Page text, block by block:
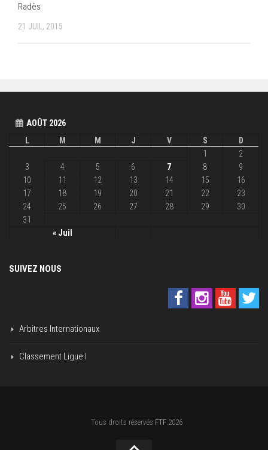
Radès
21 JUIL, 2015
AOÛT 2026
L
M M J V S D
« Juil
1
2
3
4 5 6 7 8
9
10
11 12 13 14 15
16
17
18 19 20 21 22
23
24
25 26 27 28 29
30
31
SUIVEZ NOUS
Arbitres Internationaux
Classement Ligue I
Tous droits réservés FTF 2026